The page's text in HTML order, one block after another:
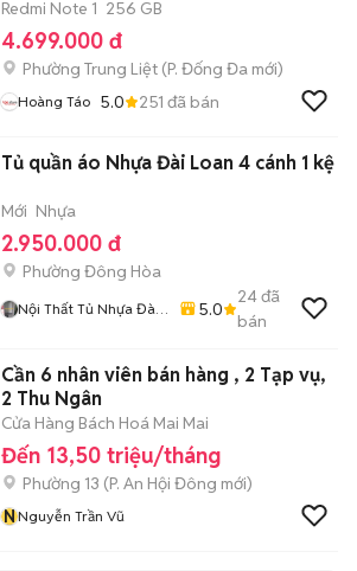
Redmi Note 1 256 GB
4.699.000 đ
Phường Trung Liệt (P. Đống Đa mới)
Hoàng Táo 5.0 251 đã bán
Tủ quần áo Nhựa Đài Loan 4 cánh 1 kệ
Mới Nhựa
2.950.000 đ
Phường Đông Hòa
Nội Thất Tủ Nhựa Đài
5.0
24đã
bán
Cần 6 nhân viên bán hàng , 2 Tạp vụ,
2 Thu Ngân
Cửa Hàng Bách Hoá Mai Mai
Đến 13,50 triệu/tháng
Phường 13 (P. An Hội Đông mới)
NNguyễn Trần Vũ